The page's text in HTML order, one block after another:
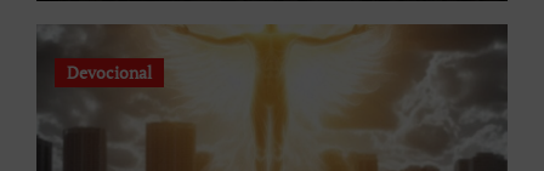
Devocional